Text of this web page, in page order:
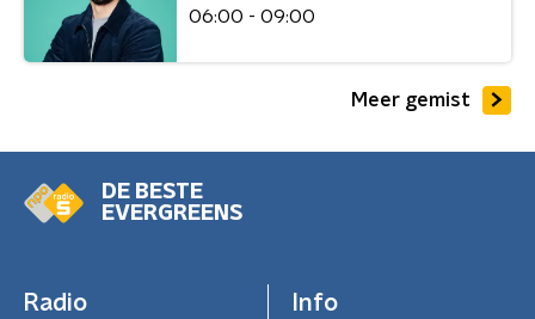
06:00 - 09:00
Meer gemist
DE BESTE
EVERGREENS
Radio Info